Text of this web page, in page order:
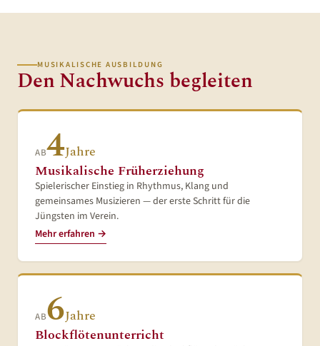
Weiterlesen →
Verein 28. Juni 2026
Infotag zur Jugendausbildung
Den Infonachmittag zur Jugendausbildung veranstaltete
der Musikverein am Samstag, den 27. Juni im Probelokal
den Verein mit seinen über 100 aktiven Musikerinnen…
Weiterlesen →
MUSIKALISCHE AUSBILDUNG
Den Nachwuchs begleiten
AB4Jahre
Musikalische Früherziehung
Spielerischer Einstieg in Rhythmus, Klang und
gemeinsames Musizieren — der erste Schritt für die
Jüngsten im Verein.
Mehr erfahren →
AB6Jahre
Blockflötenunterricht